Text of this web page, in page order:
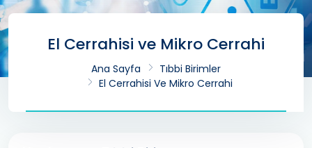
El Cerrahisi ve Mikro Cerrahi
Ana Sayfa
Tıbbi Birimler
El Cerrahisi Ve Mikro Cerrahi